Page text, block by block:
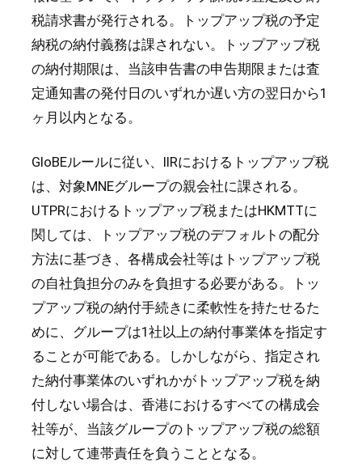
税請求書が発行される。トップアップ税の予定
納税の納付義務は課されない。トップアップ税
の納付期限は、当該申告書の申告期限または査
定通知書の発付日のいずれか遅い方の翌日から1
ヶ月以内となる。
GloBEルールに従い、IIRにおけるトップアップ税
は、対象MNEグループの親会社に課される。
UTPRにおけるトップアップ税またはHKMTTに
関しては、トップアップ税のデフォルトの配分
方法に基づき、各構成会社等はトップアップ税
の自社負担分のみを負担する必要がある。トッ
プアップ税の納付手続きに柔軟性を持たせるた
めに、グループは1社以上の納付事業体を指定す
ることが可能である。しかしながら、指定され
た納付事業体のいずれかがトップアップ税を納
付しない場合は、香港におけるすべての構成会
社等が、当該グループのトップアップ税の総額
に対して連帯責任を負うこととなる。